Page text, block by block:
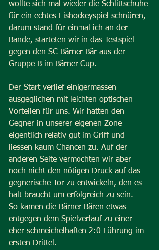
wollte sich mal wieder die Schlittschuhe
für ein echtes Eishockeyspiel schnüren,
darum stand für einmal ich an der
Bande, starteten wir in das Testspiel
gegen den SC Bärner Bär aus der
Gruppe B im Bärner Cup.
Der Start verlief einigermassen
ausgeglichen mit leichten optischen
Vorteilen für uns. Wir hatten den
Gegner in unserer eigenen Zone
eigentlich relativ gut im Griff und
liessen kaum Chancen zu. Auf der
anderen Seite vermochten wir aber
noch nicht den nötigen Druck auf das
gegnerische Tor zu entwickeln, den es
halt braucht um erfolgreich zu sein.
So kamen die Bärner Bären etwas
entgegen dem Spielverlauf zu einer
eher schmeichelhaften 2:0 Führung im
ersten Drittel.